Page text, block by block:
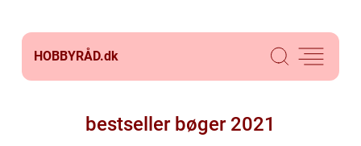
HOBBYRÅD.dk
bestseller bøger 2021